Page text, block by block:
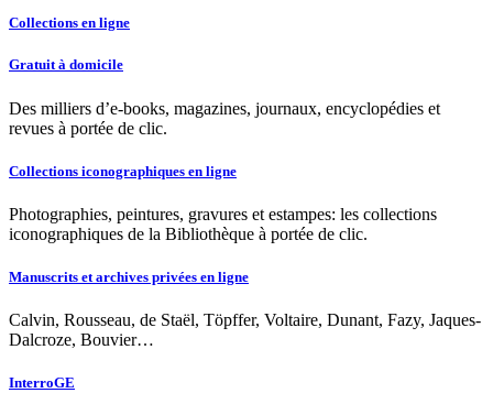
Collections en ligne
Gratuit à domicile
Des milliers d’e-books, magazines, journaux, encyclopédies et
revues à portée de clic.
Collections iconographiques en ligne
Photographies, peintures, gravures et estampes: les collections
iconographiques de la Bibliothèque à portée de clic.
Manuscrits et archives privées en ligne
Calvin, Rousseau, de Staël, Töpffer, Voltaire, Dunant, Fazy, Jaques-
Dalcroze, Bouvier…
InterroGE